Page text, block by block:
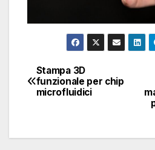
Navigazione
articoli
Stampa 3D
funzionale per chip
microfluidici